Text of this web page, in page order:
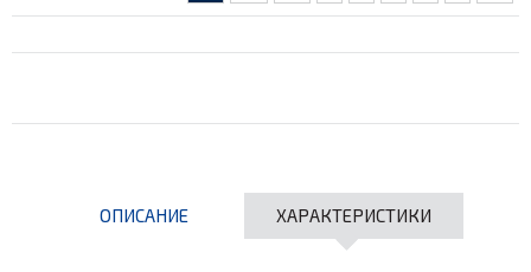
ОПИСАНИЕ ХАРАКТЕРИСТИКИ